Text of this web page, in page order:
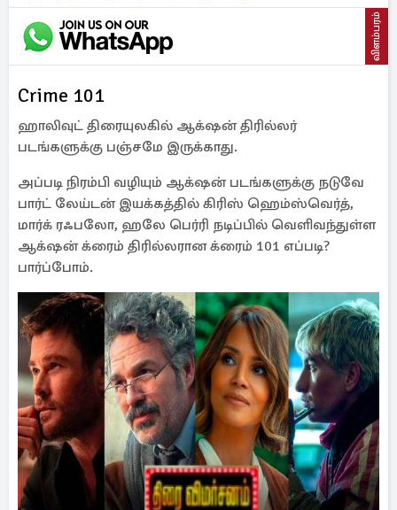
விளம்பரம்
Crime 101
ஹாலிவுட் திரையுலகில் ஆக்‌ஷன் திரில்லர்
படங்களுக்கு பஞ்சமே இருக்காது.
அப்படி நிரம்பி வழியும் ஆக்‌ஷன் படங்களுக்கு நடுவே
பார்ட் லேய்டன் இயக்கத்தில் கிரிஸ் ஹெம்ஸ்வெர்த்,
மார்க் ரஃபலோ, ஹலே பெர்ரி நடிப்பில் வெளிவந்துள்ள
ஆக்‌ஷன் க்ரைம் திரில்லரான க்ரைம் 101 எப்படி?
பார்ப்போம்.